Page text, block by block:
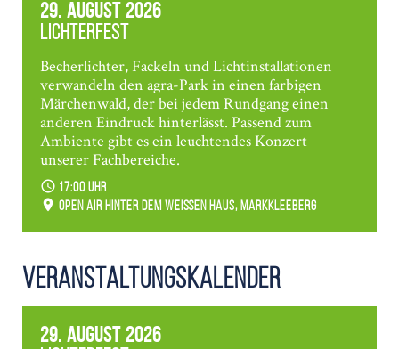
29. August 2026
Lichterfest
Becherlichter, Fackeln und Lichtinstallationen
verwandeln den agra-Park in einen farbigen
Märchenwald, der bei jedem Rundgang einen
anderen Eindruck hinterlässt. Passend zum
Ambiente gibt es ein leuchtendes Konzert
unserer Fachbereiche.
17:00 Uhr
Open Air hinter dem weißen Haus, Markkleeberg
Veranstaltungs­kalender
29. August 2026